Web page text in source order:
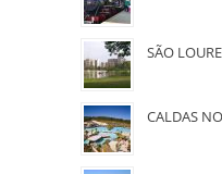
SÃO
CALDAS